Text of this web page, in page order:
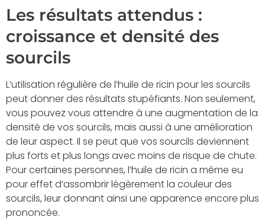
Les résultats attendus :
croissance et densité des
sourcils
L’utilisation régulière de l’huile de ricin pour les sourcils
peut donner des résultats stupéfiants. Non seulement,
vous pouvez vous attendre à une augmentation de la
densité de vos sourcils, mais aussi à une amélioration
de leur aspect. Il se peut que vos sourcils deviennent
plus forts et plus longs avec moins de risque de chute.
Pour certaines personnes, l’huile de ricin a même eu
pour effet d’assombrir légèrement la couleur des
sourcils, leur donnant ainsi une apparence encore plus
prononcée.